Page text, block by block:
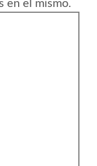
en el mismo.